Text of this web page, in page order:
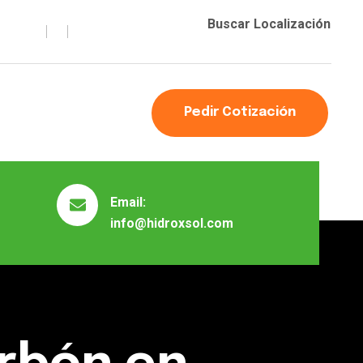
Buscar Localización
Pedir Cotización
Email:
info@hidroxsol.com